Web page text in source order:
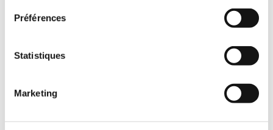
Préférences
Statistiques
Marketing
FAQ - Foire Aux Questions